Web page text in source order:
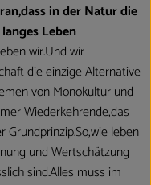
in der Natur die
Leben
wir.Und wir
die einzige Alternative
von Monokultur und
Wiederkehrende,das
leben
und Wertschätzung
sind.Alles muss im